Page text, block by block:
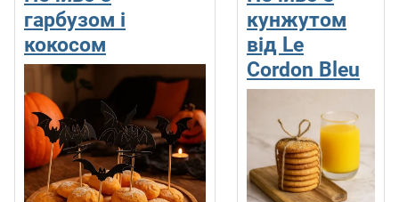
гарбузом і
кокосом
кунжутом
від Le
Cordon Bleu